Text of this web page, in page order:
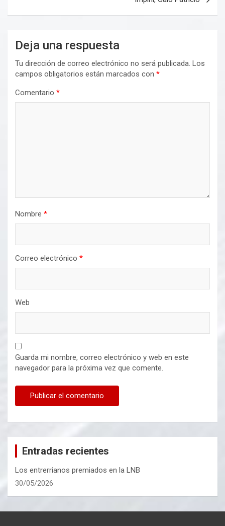
Deja una respuesta
Tu dirección de correo electrónico no será publicada. Los
campos obligatorios están marcados con *
Comentario *
Nombre *
Correo electrónico *
Web
Guarda mi nombre, correo electrónico y web en este
navegador para la próxima vez que comente.
Entradas recientes
Los entrerrianos premiados en la LNB
30/05/2026